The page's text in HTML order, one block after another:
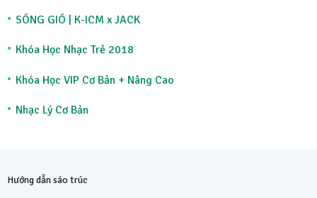
SÓNG GIÓ | K-ICM x JACK
Khóa Học Nhạc Trẻ 2018
Khóa Học VIP Cơ Bản + Nâng Cao
Nhạc Lý Cơ Bản
Hướng dẫn sáo trúc